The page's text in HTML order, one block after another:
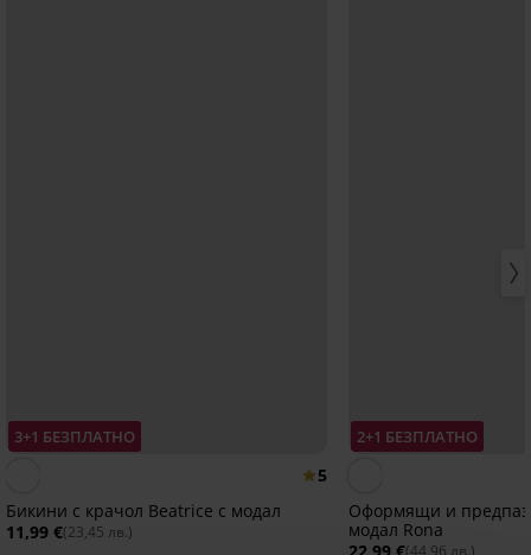
3+1 БЕЗПЛАТНО
5
Бикини с крачол Beatrice с модал
11,99 €(23,45 лв.)
2+1 БЕЗПЛАТНО
Оформящи и
модал Rona